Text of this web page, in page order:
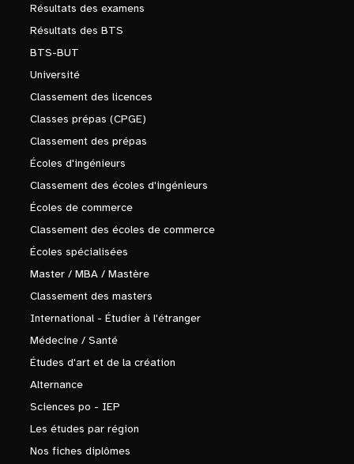
Résultats des examens
Résultats des BTS
BTS-BUT
Université
Classement des licences
Classes prépas (CPGE)
Classement des prépas
Écoles d'ingénieurs
Classement des écoles d'ingénieurs
Écoles de commerce
Classement des écoles de commerce
Écoles spécialisées
Master / MBA / Mastère
Classement des masters
International - Étudier à l'étranger
Médecine / Santé
Études d'art et de la création
Alternance
Sciences po - IEP
Les études par région
Nos fiches diplômes